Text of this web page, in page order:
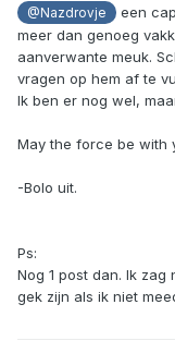
@Nazdrovje
een
meer dan genoeg
aanverwante meuk.
vragen op hem af te
Ik ben er nog wel,
May the force be with
-Bolo uit.
Ps:
Nog 1 post dan. Ik
gek zijn als ik niet